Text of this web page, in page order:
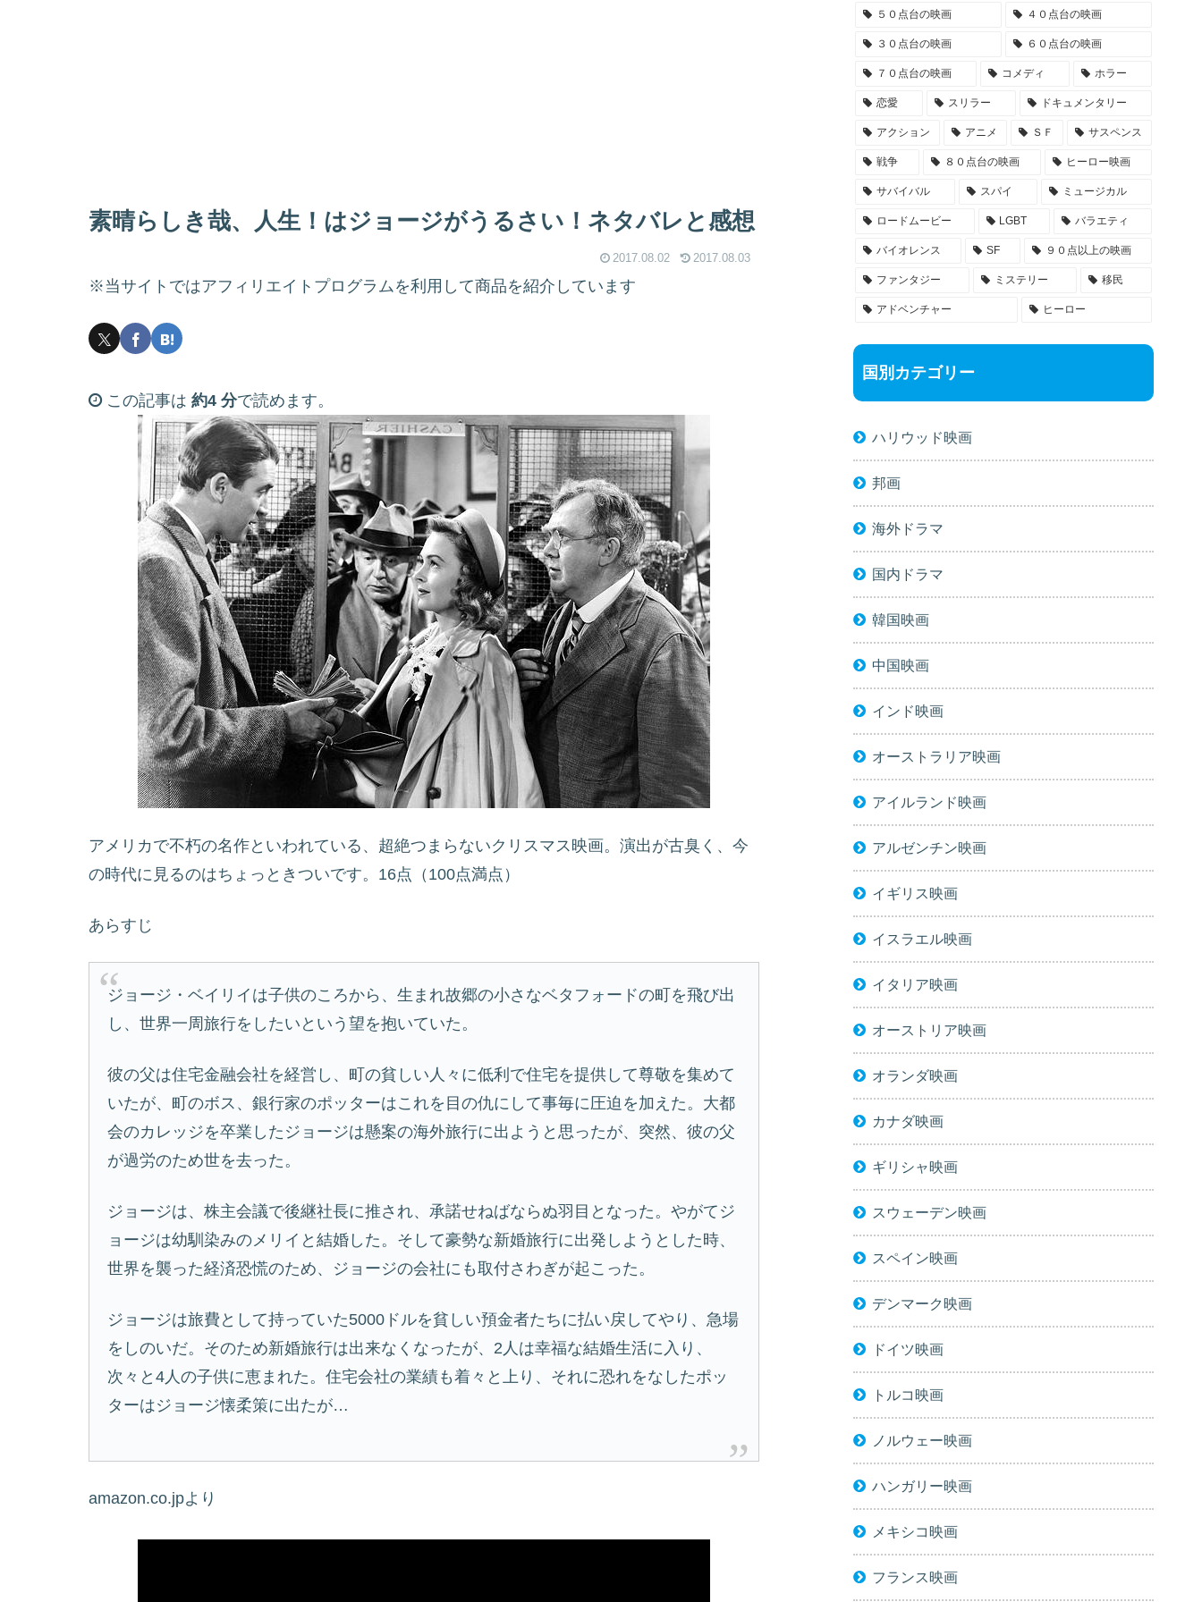
素晴らしき哉、人生！はジョージがうるさい！ネタバレと感想
2017.08.02 2017.08.03
※当サイトではアフィリエイトプログラムを利用して商品を紹介しています
この記事は 約4 分で読めます。
アメリカで不朽の名作といわれている、超絶つまらないクリスマス映画。演出が古臭く、今
の時代に見るのはちょっときついです。16点（100点満点）
あらすじ
ジョージ・ベイリイは子供のころから、生まれ故郷の小さなベタフォードの町を飛び出
し、世界一周旅行をしたいという望を抱いていた。
彼の父は住宅金融会社を経営し、町の貧しい人々に低利で住宅を提供して尊敬を集めて
いたが、町のボス、銀行家のポッターはこれを目の仇にして事毎に圧迫を加えた。大都
会のカレッジを卒業したジョージは懸案の海外旅行に出ようと思ったが、突然、彼の父
が過労のため世を去った。
ジョージは、株主会議で後継社長に推され、承諾せねばならぬ羽目となった。やがてジ
ョージは幼馴染みのメリイと結婚した。そして豪勢な新婚旅行に出発しようとした時、
世界を襲った経済恐慌のため、ジョージの会社にも取付さわぎが起こった。
ジョージは旅費として持っていた5000ドルを貧しい預金者たちに払い戻してやり、急場
をしのいだ。そのため新婚旅行は出来なくなったが、2人は幸福な結婚生活に入り、
次々と4人の子供に恵まれた。住宅会社の業績も着々と上り、それに恐れをなしたポッ
ターはジョージ懐柔策に出たが…
amazon.co.jpより
５０点台の映画 ４０点台の映画
３０点台の映画 ６０点台の映画
７０点台の映画 コメディ ホラー
恋愛 スリラー ドキュメンタリー
アクション アニメ ＳＦ サスペンス
戦争 ８０点台の映画 ヒーロー映画
サバイバル スパイ ミュージカル
ロードムービー LGBT バラエティ
バイオレンス SF ９０点以上の映画
ファンタジー ミステリー 移民
アドベンチャー ヒーロー
国別カテゴリー
ハリウッド映画
邦画
海外ドラマ
国内ドラマ
韓国映画
中国映画
インド映画
オーストラリア映画
アイルランド映画
アルゼンチン映画
イギリス映画
イスラエル映画
イタリア映画
オーストリア映画
オランダ映画
カナダ映画
ギリシャ映画
スウェーデン映画
スペイン映画
デンマーク映画
ドイツ映画
トルコ映画
ノルウェー映画
ハンガリー映画
メキシコ映画
フランス映画